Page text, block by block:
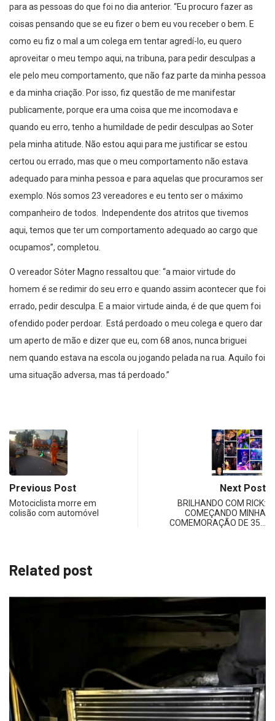
para as pessoas do que foi no dia anterior. “Eu procuro fazer as
coisas pensando que se eu fizer o bem eu vou receber o bem. E
como eu fiz o mal a um colega em tentar agredí-lo, eu quero
aproveitar o meu tempo aqui, na tribuna, para pedir desculpas a
ele pelo meu comportamento, que não faz parte da minha pessoa
e da minha criação. Por isso, fiz questão de me manifestar
publicamente, porque era uma coisa que me incomodava e
quando eu erro, tenho a humildade de pedir desculpas ao Soter
pela minha atitude. Não estou aqui para me justificar se estou
certou ou errado, mas que o meu comportamento não estava
adequado para minha pessoa e para aquelas que procuramos ser
exemplo. Nós somos 23 vereadores e eu tento ser o máximo
companheiro de todos. Independente dos atritos que tivemos
aqui, temos que ter um comportamento adequado ao cargo que
ocupamos”, completou.
O vereador Sóter Magno ressaltou que: “a maior virtude do
homem é se redimir do seu erro e quando assim acontecer que foi
errado, pedir desculpa. E a maior virtude ainda, é de que quem foi
ofendido poder perdoar. Está perdoado o meu colega e quero dar
um aperto de mão e dizer que eu, com 68 anos, nunca briguei
nem quando estava na escola ou jogando pelada na rua. Aquilo foi
uma situação adversa, mas tá perdoado.”
Previous Post
Motociclista morre em
colisão com automóvel
Next Post
BRILHANDO COM RICK:
COMEÇANDO MINHA
COMEMORAÇÃO DE 35…
Related post